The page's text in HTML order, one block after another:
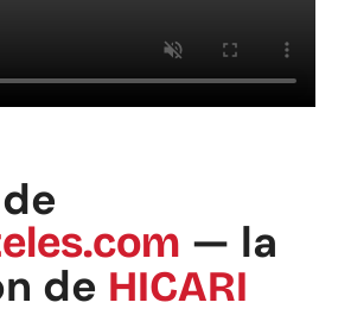
— la
de HICARI